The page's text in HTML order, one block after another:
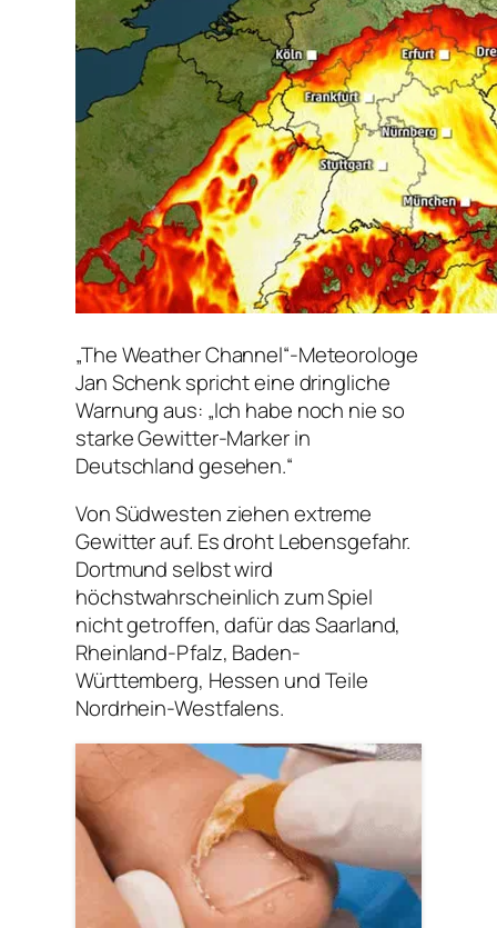
„The Weather Channel“-Meteorologe
Jan Schenk spricht eine dringliche
Warnung aus: „Ich habe noch nie so
starke Gewitter-Marker in
Deutschland gesehen.“
Von Südwesten ziehen extreme
Gewitter auf. Es droht Lebensgefahr.
Dortmund selbst wird
höchstwahrscheinlich zum Spiel
nicht getroffen, dafür das Saarland,
Rheinland-Pfalz, Baden-
Württemberg, Hessen und Teile
Nordrhein-Westfalens.